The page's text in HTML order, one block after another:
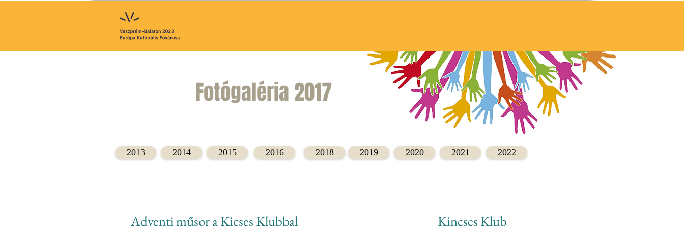
Fotógaléria 2017
2013 2014 2015 2016 2018 2019 2020 2021 2022
Adventi műsor a Kicses Klubbal Kincses Klub